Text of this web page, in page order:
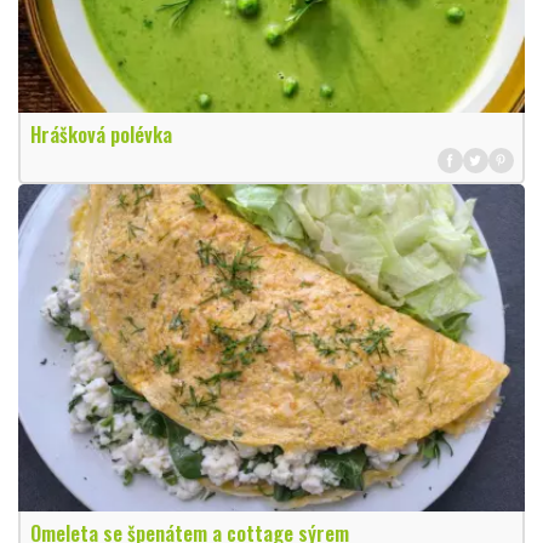
Hrášková polévka
Omeleta se špenátem a cottage sýrem